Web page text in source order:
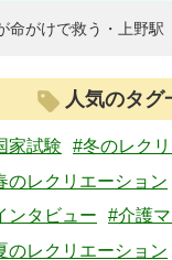
命がけで救う・上野駅
人気のタグ
家試験
#冬のレク
のレクリエーション
ンタビュー
#介護
のレクリエーション